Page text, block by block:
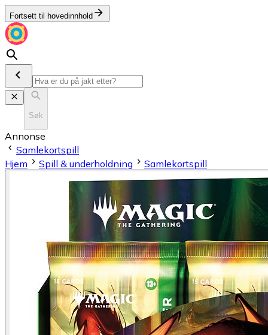
Fortsett til hovedinnhold
Søk
Annonse
Samlekortspill
Hjem
Spill & underholdning Samlekortspill